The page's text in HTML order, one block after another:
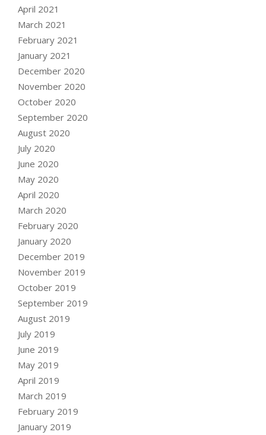
April 2021
March 2021
February 2021
January 2021
December 2020
November 2020
October 2020
September 2020
August 2020
July 2020
June 2020
May 2020
April 2020
March 2020
February 2020
January 2020
December 2019
November 2019
October 2019
September 2019
August 2019
July 2019
June 2019
May 2019
April 2019
March 2019
February 2019
January 2019